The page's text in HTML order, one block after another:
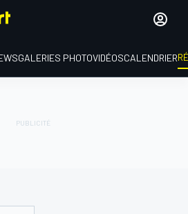
GALERIES PHOTOVIDÉOSCALENDRIER